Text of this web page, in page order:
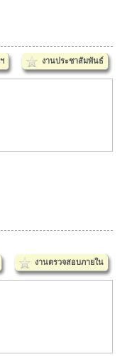
งานประชาสัมพันธ์
งานตรวจสอบภายใน